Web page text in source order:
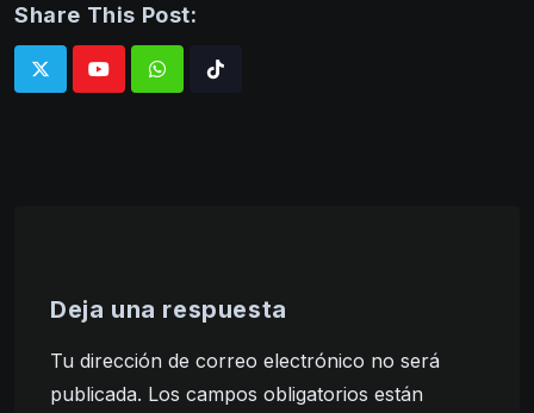
Share This Post:
WhatsappTiktok
Deja una respuesta
Tu dirección de correo electrónico no será
publicada. Los campos obligatorios están